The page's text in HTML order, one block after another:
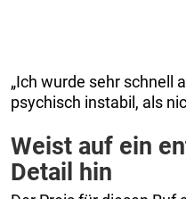
„Ich wurde sehr schnell
psychisch instabil, als
Weist auf ein
Detail hin